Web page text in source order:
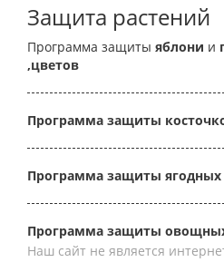
Защита растений
Программа защиты яблони и
,цветов
Программа защиты
Программа защиты ягодных
Программа защиты
Наш сайт не является